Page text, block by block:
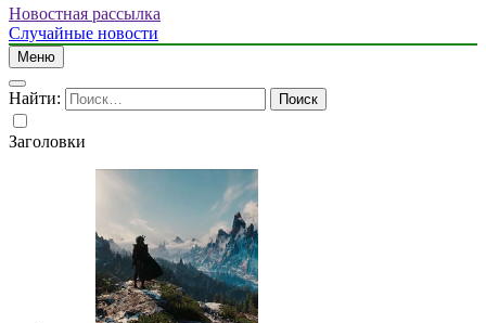
Новостная рассылка
Случайные новости
Меню
Найти:
Заголовки